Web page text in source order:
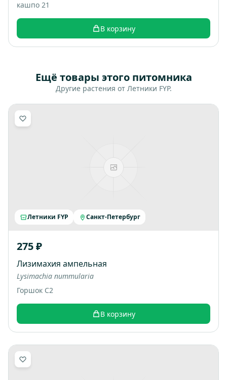
кашпо 21
В корзину
Ещё товары этого питомника
Другие растения от Летники FYP.
Летники FYP Санкт-Петербург
275 ₽
Лизимахия ампельная
Lysimachia nummularia
Горшок С2
В корзину